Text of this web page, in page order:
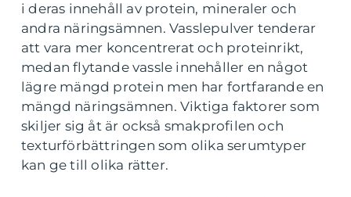
i deras innehåll av protein, mineraler och
andra näringsämnen. Vasslepulver tenderar
att vara mer koncentrerat och proteinrikt,
medan flytande vassle innehåller en något
lägre mängd protein men har fortfarande en
mängd näringsämnen. Viktiga faktorer som
skiljer sig åt är också smakprofilen och
texturförbättringen som olika serumtyper
kan ge till olika rätter.